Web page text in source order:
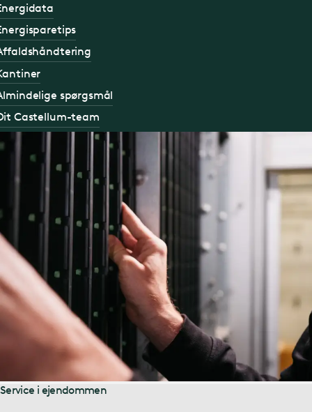
spørgsmål
Castellum-team
Service i ejendommen